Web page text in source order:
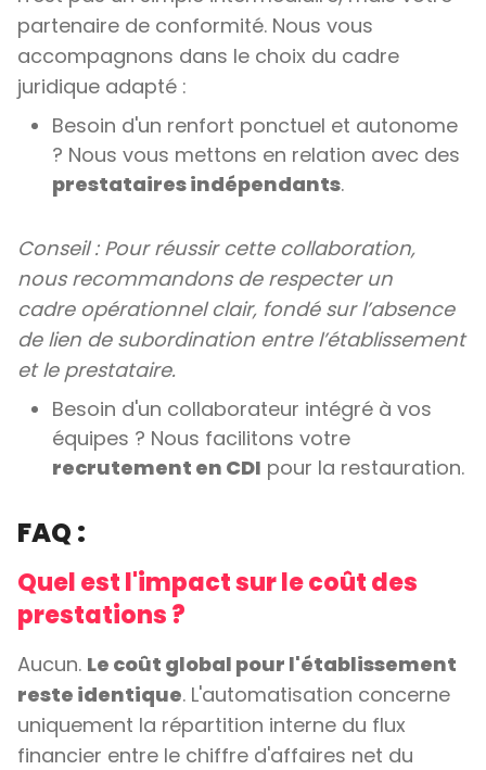
partenaire de conformité. Nous vous
accompagnons dans le choix du cadre
juridique adapté :
Besoin d'un renfort ponctuel et autonome
? Nous vous mettons en relation avec des
prestataires indépendants.
Conseil : Pour réussir cette collaboration,
nous recommandons de respecter un
cadre opérationnel clair, fondé sur l’absence
de lien de subordination entre l’établissement
et le prestataire.
Besoin d'un collaborateur intégré à vos
équipes ? Nous facilitons votre
recrutement en CDI pour la restauration.
FAQ :
Quel est l'impact sur le coût des
prestations ?
Aucun. Le coût global pour l'établissement
reste identique. L'automatisation concerne
uniquement la répartition interne du flux
financier entre le chiffre d'affaires net du